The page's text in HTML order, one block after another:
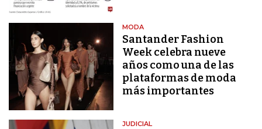
MODA
Santander Fashion
Week celebra nueve
años como una de las
plataformas de moda
más importantes
JUDICIAL